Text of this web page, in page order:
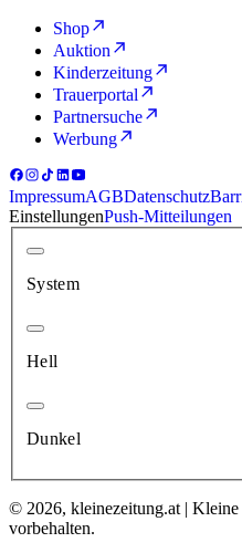
Shop
Auktion
Kinderzeitung
Trauerportal
Partnersuche
Werbung
ImpressumAGBDatenschutz
EinstellungenPush-Mitteilungen
System
Hell
Dunkel
© 2026, kleinezeitung.at |
vorbehalten.